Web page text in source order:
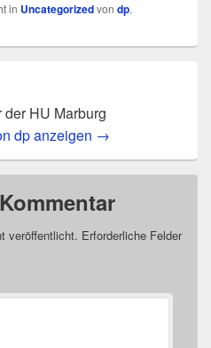
in Uncategorizedvon dp.
HU Marburg
dp anzeigen →
veröffentlicht. Erforderliche Felder